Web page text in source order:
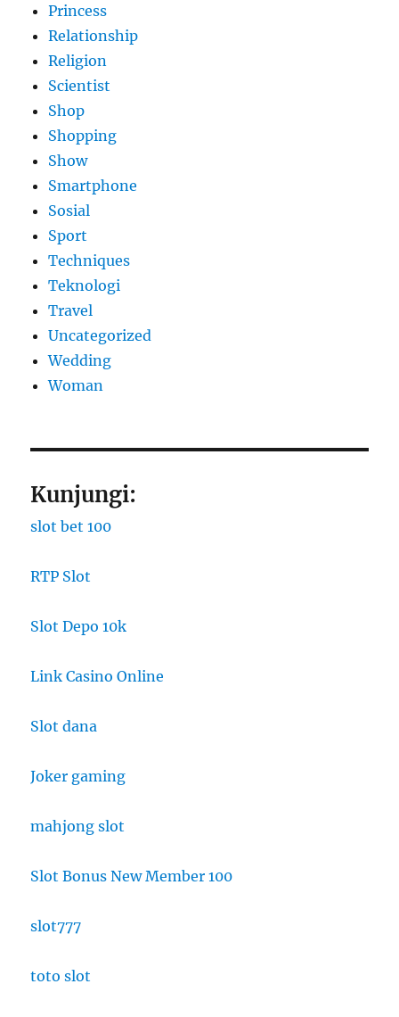
Princess
Relationship
Religion
Scientist
Shop
Shopping
Show
Smartphone
Sosial
Sport
Techniques
Teknologi
Travel
Uncategorized
Wedding
Woman
Kunjungi:
slot bet 100
RTP Slot
Slot Depo 10k
Link Casino Online
Slot dana
Joker gaming
mahjong slot
Slot Bonus New Member 100
slot777
toto slot